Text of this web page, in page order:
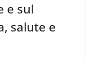
e sul
salute e